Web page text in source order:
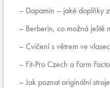
Dopamin – jaké doplňky
Berberin, co možná ještě
Cvičení s větrem ve
Fit-Pro Czech a Form
Jak poznat originální